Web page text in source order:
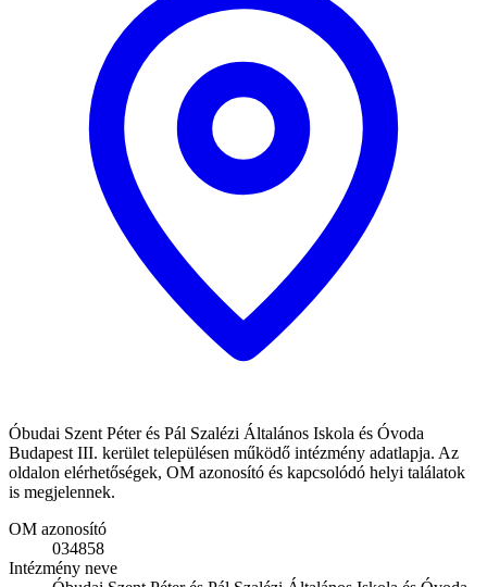
Óbudai Szent Péter és Pál Szalézi Általános Iskola és Óvoda
Budapest III. kerület településen működő intézmény adatlapja. Az
oldalon elérhetőségek, OM azonosító és kapcsolódó helyi találatok
is megjelennek.
OM azonosító
034858
Intézmény neve